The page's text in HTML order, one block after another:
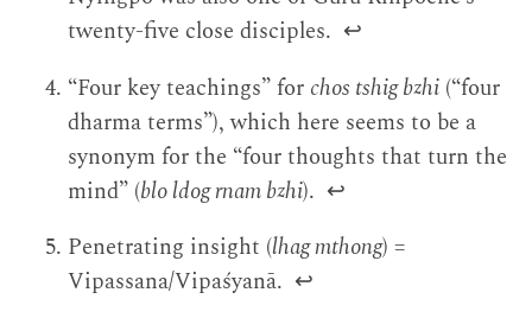
twenty-five close disciples. ↩
“Four key teachings” for chos tshig bzhi (“four
dharma terms”), which here seems to be a
synonym for the “four thoughts that turn the
mind” (blo ldog rnam bzhi). ↩
Penetrating insight (lhag mthong) =
Vipassana/Vipaśyanā. ↩